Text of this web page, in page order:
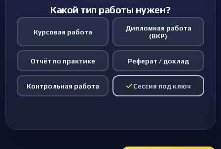
Какой тип работы нужен?
Курсовая работа
Дипломная работа
(ВКР)
Отчёт по практике Реферат / доклад
Контрольная работа Сессия под ключ